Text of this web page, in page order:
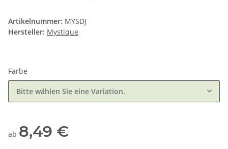
Artikelnummer: MYSDJ
Hersteller: Mystique
Farbe
Bitte wählen Sie eine Variation.
ab 8,49 €